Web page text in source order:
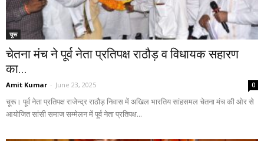
चूरू
चेतना मंच ने पूर्व नेता प्रतिपक्ष राठौड़ व विधायक सहारण
का...
Amit Kumar - June 23, 2025 0
चूरू। पूर्व नेता प्रतिपक्ष राजेन्द्र राठौड़ निवास में अखिल भारतिय सांहसमल चेतना मंच की ओर से
आयोजित सांसी समाज सम्मेलन में पूर्व नेता प्रतिपक्ष...